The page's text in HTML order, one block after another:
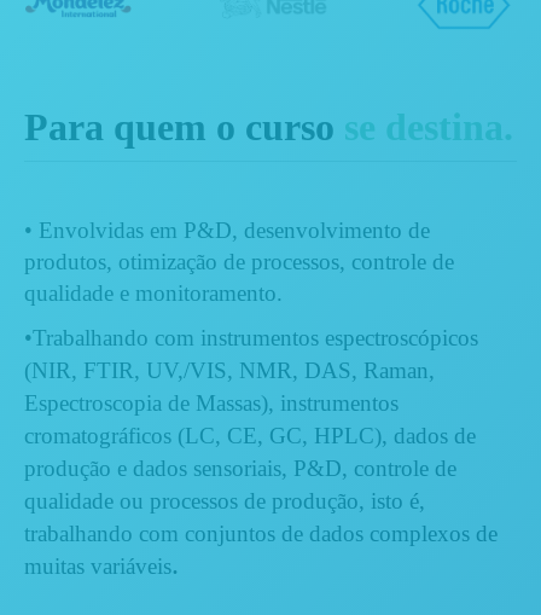
Para quem o curso se destina.
• Envolvidas em P&D, desenvolvimento de
produtos, otimização de processos, controle de
qualidade e monitoramento.
•Trabalhando com instrumentos espectroscópicos
(NIR, FTIR, UV,/VIS, NMR, DAS, Raman,
Espectroscopia de Massas), instrumentos
cromatográficos (LC, CE, GC, HPLC), dados de
produção e dados sensoriais, P&D, controle de
qualidade ou processos de produção, isto é,
trabalhando com conjuntos de dados complexos de
muitas variáveis.